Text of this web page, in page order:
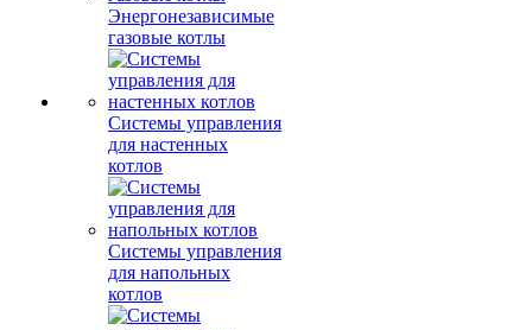
Энергонезависимые
газовые котлы
Системы управления
для настенных
котлов
Системы управления
для напольных
котлов